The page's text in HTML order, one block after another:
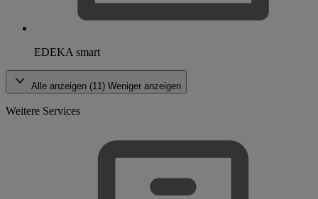
EDEKA smart
Alle anzeigen (11) Weniger anzeigen
Weitere Services